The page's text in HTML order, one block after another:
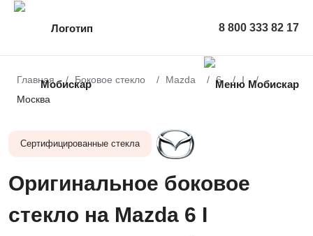
8 800 333 82 17
Главная Боковое стекло Mazda 6
I
Москва
Сертифицированные стекла
Оригинальное боковое
стекло на Mazda 6 I